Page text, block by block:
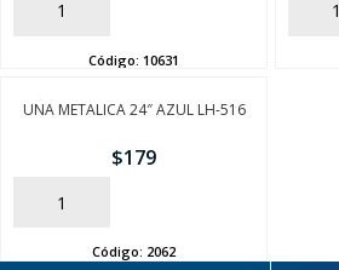
AÑADIR
Código: 10631
AÑADIR
UNA METALICA 24″ AZUL LH-516
$179
AÑADIR
Código: 2062